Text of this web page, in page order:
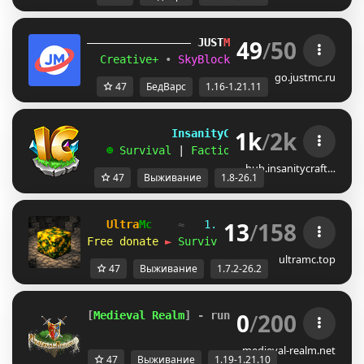
JUSTMC (1.16 – 1.21.11)
Creative+
• SkyBlockTech • LuckyWars
49/50
go.justmc.ru
47 БедВарс 1.16-1.21.11
InsanityCraft || 1.8 - 26.1
☻ Survival Factions | Skyblock
1k/2k
hub.insanitycraft…
47 Выживание 1.8-26.1
UltraMc ≈ 1.7.2 — 26.2 ≈
Free donate ► Survival • SkyBlock •
13/158
ultramc.top
47 Выживание 1.7.2-26.2
[Medieval Realm] - running [ 1.19 1.21.10
0/200
medieval-realm.net
47 Выживание 1.19-1.21.10